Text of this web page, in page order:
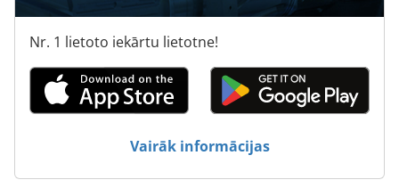
Svecia Matic
Takeuchi Tl 230
Vermeer Rt 200
Nr. 1 lietoto iekārtu lietotne!
Vairāk informācijas